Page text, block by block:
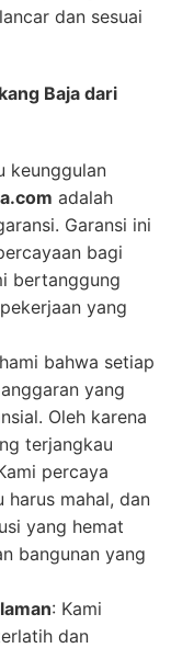
dan sesuai
Baja dari
keunggulan
adalah
Garansi ini
bagi
bertanggung
yang
bahwa setiap
yang
Oleh karena
terjangkau
percaya
mahal, dan
yang hemat
bangunan yang
: Kami
dan